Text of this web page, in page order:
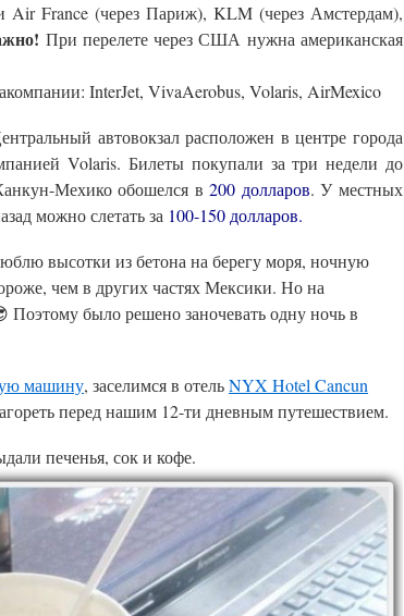
Air France (через Париж), KLM (через Амстердам),
При перелете через США нужна американская
InterJet, VivaAerobus, Volaris, AirMexico
автовокзал расположен в центре города
Volaris. Билеты покупали за три недели до
Мехико обошелся в200 долларов. У местных
можно слетать за 100-150 долларов.
высотки из бетона на берегу моря, ночную
чем в других частях Мексики. Но на
было решено заночевать одну ночь в
машину, заселимся в отельNYX Hotel Cancun
перед нашим 12-ти дневным путешествием.
печенья, сок и кофе.